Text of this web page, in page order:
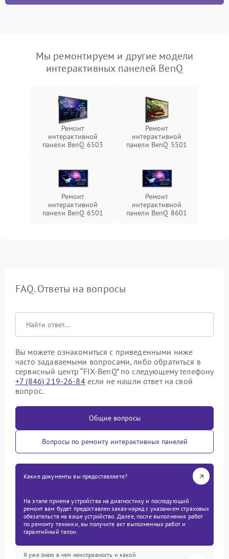
Мы ремонтируем и другие модели
интерактивных панелей BenQ
Ремонт
интерактивной
панели BenQ 6503
Ремонт
интерактивной
панели BenQ 5501
Ремонт
интерактивной
панели BenQ 6501
Ремонт
интерактивной
панели BenQ 8601
FAQ. Ответы на вопросы
Вы можете ознакомиться с приведенными ниже
часто задаваемыми вопросами, либо обратиться в
сервисный центр “FIX-BenQ” по следующему телефону
+7 (846) 219-26-84если не нашли ответ на свой
вопрос.
Общие вопросы
Вопросы по ремонту интерактивных панелей
Какие документы вы предоставляете?
На этапе приема устройства на диагностику и последующий
ремонт вам будет предоставлен заказ-наряд с указанием страховых
обязательств на ваше устройство. Далее, после выполнения работ
по ремонту техники, вы получите акт выполненных работ и
гарантийный талон.
Я уже знаю в чем неисправность и какой